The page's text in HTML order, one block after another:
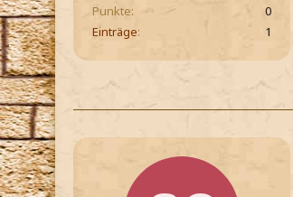
Punkte
0
Einträge
1